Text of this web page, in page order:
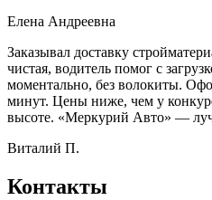
Елена Андреевна
Заказывал доставку
чистая, водитель помог с
моментально, без волокиты.
минут. Цены ниже, чем у
высоте. «Меркурий Авто» —
Виталий П.
Контакты